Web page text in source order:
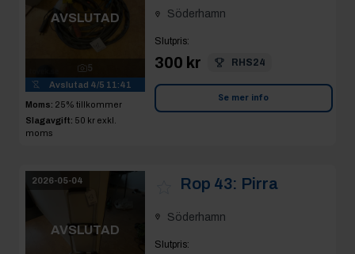
AVSLUTAD
5
Avslutad 4/5 11:41
Moms: 25% tillkommer
Slagavgift: 50 kr exkl.
moms
Söderhamn
Slutpris:
300 kr RHS24
Se mer info
2026-05-04
AVSLUTAD
Rop 43: Pirra
Söderhamn
Slutpris: